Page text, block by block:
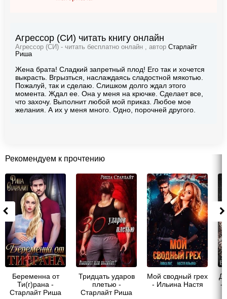
Агрессор (СИ) читать книгу онлайн
Агрессор (СИ) - читать бесплатно онлайн , автор Старлайт
Риша
Жена брата! Сладкий запретный плод! Его так и хочется
выкрасть. Вгрызться, наслаждаясь сладостной мякотью.
Пожалуй, так и сделаю. Слишком долго ждал этого
момента. Ждал ее. Она у меня на крючке. Сделает все,
что захочу. Выполнит любой мой приказ. Любое мое
желания. А их у меня много. Одно, порочней другого.
Рекомендуем к прочтению
Беременна от
Ти(г)рана -
Старлайт Риша
Тридцать ударов
плетью -
Старлайт Риша
Мой сводный грех
- Ильина Настя
-